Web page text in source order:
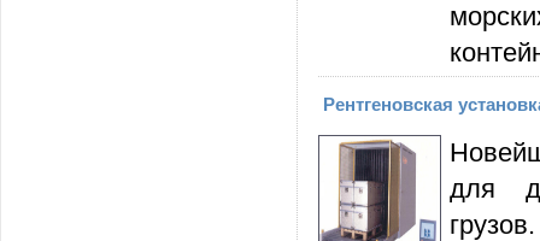
Рентгеновская
для
грузов.